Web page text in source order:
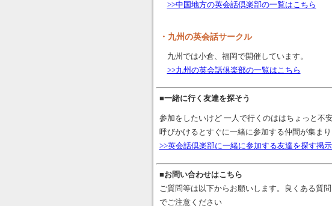
>>中国地方の英会話倶楽部の一覧はこちら
・九州の英会話サークル
九州では小倉、福岡で開催しています。
>>九州の英会話倶楽部の一覧はこちら
■一緒に行く友達を探そう
参加をしたいけど 一人で行くのははちょっと不
呼びかけるとすぐに一緒に参加する仲間が集ま
>>英会話倶楽部に一緒に参加する友達を探す掲
■お問い合わせはこちら
ご質問等は以下からお願いします。良くある質
でご注意ください